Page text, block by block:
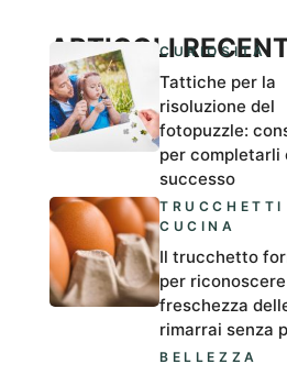
ARTICOLICURIOSITÀ
Tattiche per la
risoluzione del
fotopuzzle:
per completarli
successo
TRUCCHETTI
CUCINA
Il trucchetto
per
freschezza
rimarrai senza
BELLEZZA